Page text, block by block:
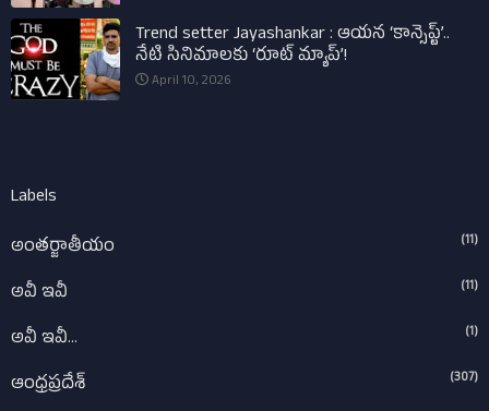
Trend setter Jayashankar : ఆయన ‘కాన్సెప్ట్’..
నేటి సినిమాలకు ‘రూట్ మ్యాప్’!
April 10, 2026
Labels
అంతర్జాతీయం
(11)
అవీ ఇవీ (11)
అవీ ఇవీ... (1)
ఆంధ్రప్రదేశ్‌ (307)